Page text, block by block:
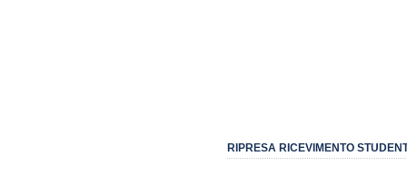
RIPRESA RICEVIMENTO